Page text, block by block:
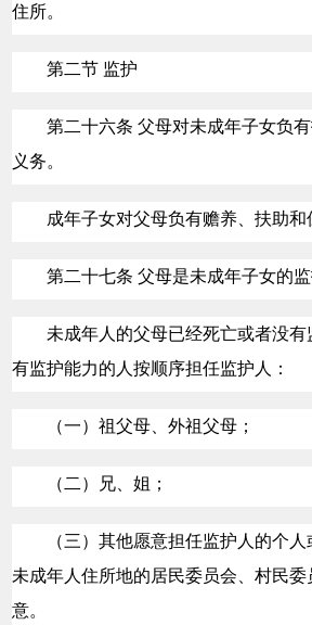
住所。
第二节 监护
第二十六条 父母对未成年子女负有
义务。
成年子女对父母负有赡养、扶助和
第二十七条 父母是未成年子女的监
未成年人的父母已经死亡或者没有
有监护能力的人按顺序担任监护人：
（一）祖父母、外祖父母；
（二）兄、姐；
（三）其他愿意担任监护人的个人
未成年人住所地的居民委员会、村民委
意。